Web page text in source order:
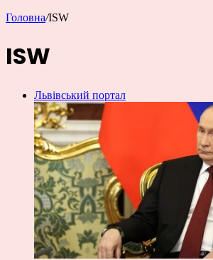
Головна/ISW
ISW
Львівський портал